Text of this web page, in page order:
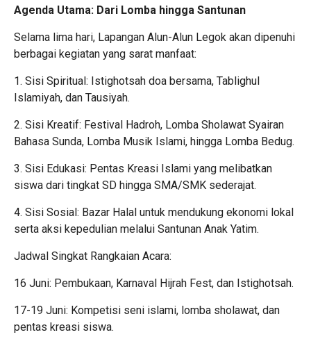
Agenda Utama: Dari Lomba hingga Santunan
Selama lima hari, Lapangan Alun-Alun Legok akan dipenuhi
berbagai kegiatan yang sarat manfaat:
1. Sisi Spiritual: Istighotsah doa bersama, Tablighul
Islamiyah, dan Tausiyah.
2. Sisi Kreatif: Festival Hadroh, Lomba Sholawat Syairan
Bahasa Sunda, Lomba Musik Islami, hingga Lomba Bedug.
3. Sisi Edukasi: Pentas Kreasi Islami yang melibatkan
siswa dari tingkat SD hingga SMA/SMK sederajat.
4. Sisi Sosial: Bazar Halal untuk mendukung ekonomi lokal
serta aksi kepedulian melalui Santunan Anak Yatim.
Jadwal Singkat Rangkaian Acara:
16 Juni: Pembukaan, Karnaval Hijrah Fest, dan Istighotsah.
17-19 Juni: Kompetisi seni islami, lomba sholawat, dan
pentas kreasi siswa.